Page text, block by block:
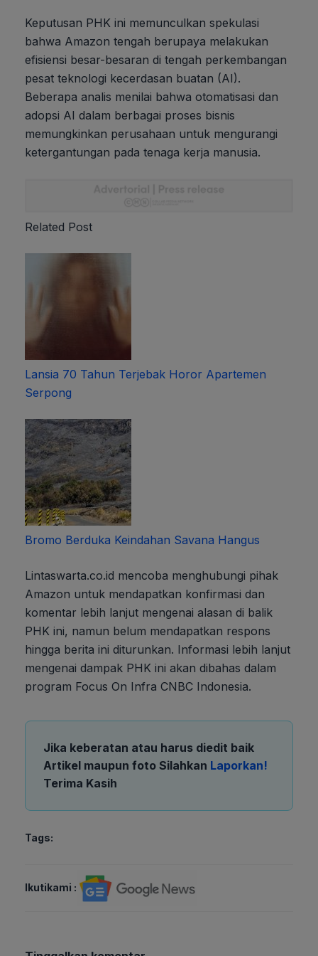
Keputusan PHK ini memunculkan spekulasi
bahwa Amazon tengah berupaya melakukan
efisiensi besar-besaran di tengah perkembangan
pesat teknologi kecerdasan buatan (AI).
Beberapa analis menilai bahwa otomatisasi dan
adopsi AI dalam berbagai proses bisnis
memungkinkan perusahaan untuk mengurangi
ketergantungan pada tenaga kerja manusia.
Related Post
Lansia 70 Tahun Terjebak Horor Apartemen
Serpong
Bromo Berduka Keindahan Savana Hangus
Lintaswarta.co.id mencoba menghubungi pihak
Amazon untuk mendapatkan konfirmasi dan
komentar lebih lanjut mengenai alasan di balik
PHK ini, namun belum mendapatkan respons
hingga berita ini diturunkan. Informasi lebih lanjut
mengenai dampak PHK ini akan dibahas dalam
program Focus On Infra CNBC Indonesia.
Jika keberatan atau harus diedit baik
Artikel maupun foto Silahkan Laporkan!
Terima Kasih
Tags:
Ikutikami :